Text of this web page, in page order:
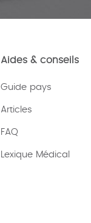
Aides & conseils
Guide pays
Articles
FAQ
Lexique Médical